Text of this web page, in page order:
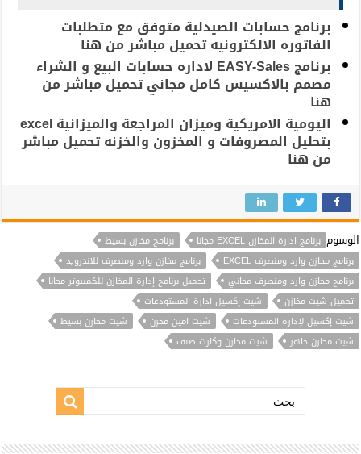
برنامج حسابات الصيدلية متوفق مع متطلبات
الفاتوره الالكترونيه تحميل مباشر من هنا
برنامج EASY-Sales لاداره حسابات البيع و الشراء
مصمم بالاكسيس كامل مجاني تحميل مباشر من
هنا
اليومية الامريكية وميزان المراجعة والميزانية excel
بتحليل المصروفات و المخزون والخزنه تحميل مباشر
من هنا
الوسوم برنامج ادارة المخازن EXCEL مجانا
برنامج مخازن بسيط
برنامج مخازن وارد ومنصرف EXCEL
برنامج مخازن وارد ومنصرف للاندرويد
برنامج مخازن وارد ومنصرف مجاني
تحميل برنامج إدارة المخازن للكمبيوتر مجانا
تحميل شيت مخازن
شيت إكسيل ادارة المستودعات
شيت إكسيل لإدارة المستودعات
شيت امين مخزن
شيت مخازن بسيط
شيت مخازن جاهز
شيت مخازن وكارت صنف
بحث: